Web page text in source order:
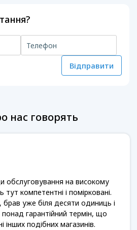
Відправити
нас говорять
обслуговування на високому
тут компетентні і помірковані.
брав уже біля десяти одиниць і
гарантійний термін, що
подібних магазинів.